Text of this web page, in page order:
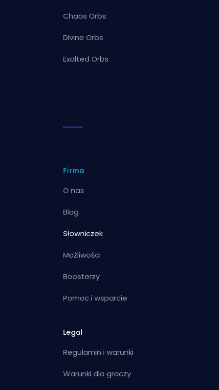
Chaos Orbs
Divine Orbs
Exalted Orbs
Firma
O nas
Blog
Słowniczek
Możliwości
Boosterzy
Pomoc i wsparcie
Legal
Regulamin i warunki
Warunki dla graczy